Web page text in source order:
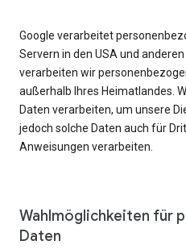
Google verarbeitet
Servern in den USA und
verarbeiten wir
außerhalb Ihres Heimatlandes.
Daten verarbeiten, um unsere
jedoch solche Daten auch für
Anweisungen verarbeiten.
Wahlmöglichkeiten für
Daten